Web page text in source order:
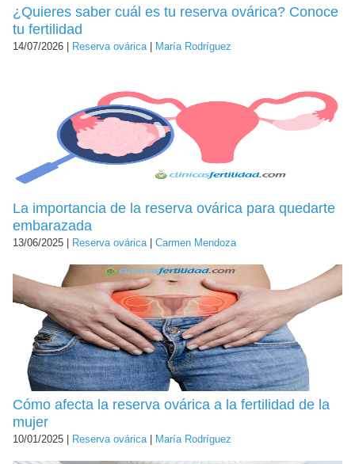
¿Quieres saber cuál es tu reserva ovárica? Conoce
tu fertilidad
14/07/2026 | Reserva ovárica María Rodríguez
La importancia de la reserva ovárica para quedarte
embarazada
13/06/2025 | Reserva ovárica Carmen Mendoza
Cómo afecta la reserva ovárica a la fertilidad de la
mujer
10/01/2025 | Reserva ovárica María Rodríguez